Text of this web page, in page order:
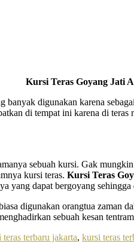
Kursi Teras Goyang Jati
digunakan karena
di tempat ini karena di
sebuah kursi. Gak
kursi teras. Kursi Teras
dapat bergoyang
digunakan orangtua zaman
sebuah kesan
teras terbaru jakarta, kursi teras